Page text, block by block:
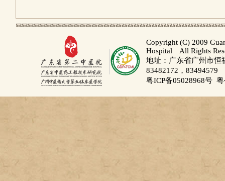
Copyright (C) 2009
Hospital All Rights
地址：广东省广州市
83482172，83494579
粤ICP备05028968号